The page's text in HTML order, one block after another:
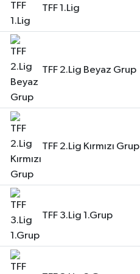
TFF 1.Lig
TFF 2.Lig Beyaz Grup
TFF 2.Lig Kırmızı Grup
TFF 3.Lig 1.Grup